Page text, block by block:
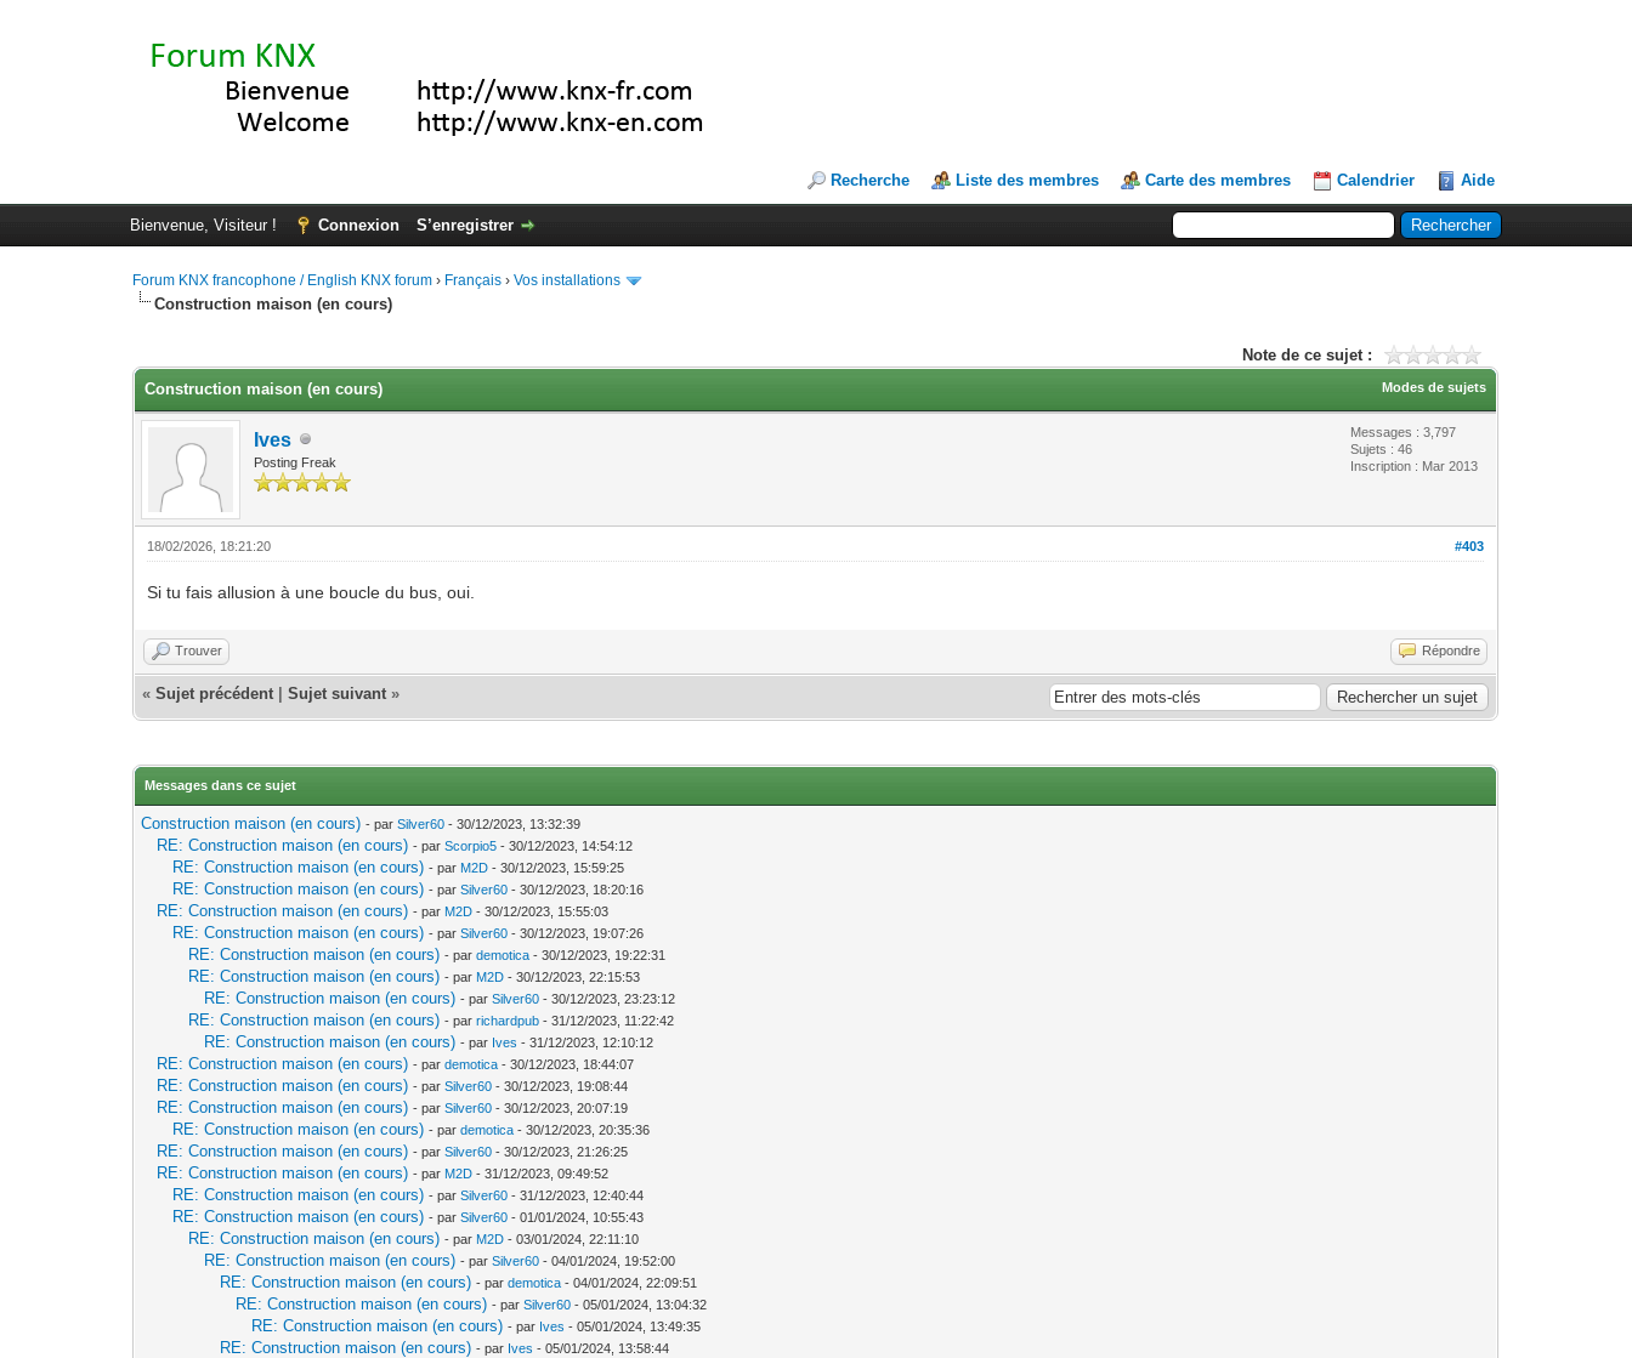
Recherche Liste des membres Carte des membres Calendrier Aide
Bienvenue, Visiteur ! Connexion S’enregistrer
Forum KNX francophone / English KNX forum › Français ›Vos installations
Construction maison (en cours)
Note de ce sujet :
Modes de sujets
Construction maison (en cours)
Ives
Posting Freak
Messages : 3,797
Sujets : 46
Inscription : Mar 2013
#403
18/02/2026, 18:21:20
Si tu fais allusion à une boucle du bus, oui.
Trouver Répondre
«Sujet précédent |Sujet suivant »
Messages dans ce sujet
Construction maison (en cours) - parSilver60 - 30/12/2023, 13:32:39
RE: Construction maison (en cours) - parScorpio5 - 30/12/2023, 14:54:12
RE: Construction maison (en cours) - par M2D - 30/12/2023, 15:59:25
RE: Construction maison (en cours) - parSilver60 - 30/12/2023, 18:20:16
RE: Construction maison (en cours) - par M2D - 30/12/2023, 15:55:03
RE: Construction maison (en cours) - parSilver60 - 30/12/2023, 19:07:26
RE: Construction maison (en cours) - pardemotica - 30/12/2023, 19:22:31
RE: Construction maison (en cours) - par M2D - 30/12/2023, 22:15:53
RE: Construction maison (en cours) - parSilver60 - 30/12/2023, 23:23:12
RE: Construction maison (en cours) - parrichardpub - 31/12/2023, 11:22:42
RE: Construction maison (en cours) - par Ives - 31/12/2023, 12:10:12
RE: Construction maison (en cours) - pardemotica - 30/12/2023, 18:44:07
RE: Construction maison (en cours) - parSilver60 - 30/12/2023, 19:08:44
RE: Construction maison (en cours) - parSilver60 - 30/12/2023, 20:07:19
RE: Construction maison (en cours) - pardemotica - 30/12/2023, 20:35:36
RE: Construction maison (en cours) - parSilver60 - 30/12/2023, 21:26:25
RE: Construction maison (en cours) - par M2D - 31/12/2023, 09:49:52
RE: Construction maison (en cours) - parSilver60 - 31/12/2023, 12:40:44
RE: Construction maison (en cours) - parSilver60 - 01/01/2024, 10:55:43
RE: Construction maison (en cours) - par M2D - 03/01/2024, 22:11:10
RE: Construction maison (en cours) - parSilver60 - 04/01/2024, 19:52:00
RE: Construction maison (en cours) - pardemotica - 04/01/2024, 22:09:51
RE: Construction maison (en cours) - parSilver60 - 05/01/2024, 13:04:32
RE: Construction maison (en cours) - par Ives - 05/01/2024, 13:49:35
RE: Construction maison (en cours) - par Ives - 05/01/2024, 13:58:44